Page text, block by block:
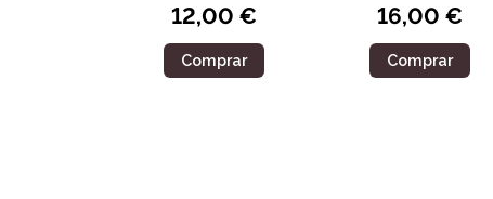
12,00 €
Comprar
16,00 €
Comprar